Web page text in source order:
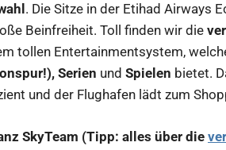
. Die Sitze in der Etihad Airways
Beinfreiheit. Toll finden wir die
tollen Entertainmentsystem,
Serien und Spielen bietet.
und der Flughafen lädt zum
SkyTeam (Tipp: alles über die